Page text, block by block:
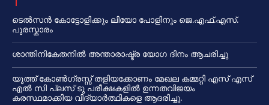
ടെൽസൻ കോട്ടോളിക്കും ലിയോ പോളിനും ജെ.എഫ്.എസ്.
പുരസ്കാരം
ശാന്തിനികേതനിൽ അന്താരാഷ്ട്ര യോഗ ദിനം ആചരിച്ചു
യൂത്ത് കോൺഗ്രസ്സ് തളിയക്കോണം മേഖല കമ്മറ്റി എസ് എസ്
എൽ സി പ്ലസ് ടു പരീക്ഷകളിൽ ഉന്നതവിജയം
കരസ്ഥമാക്കിയ വിദ്യാർത്ഥികളെ ആദരിച്ചു.